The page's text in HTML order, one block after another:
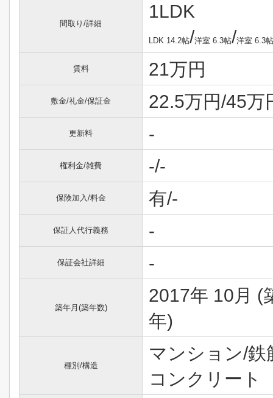
間取り/詳細
1LDK
LDK 14.2帖/洋室 6.3帖/洋室 6.3
賃料 21万円
敷金/礼金/保証金 22.5万円/45万
更新料 -
権利金/雑費 -/-
保険加入/料金 有/-
保証人代行義務 -
保証会社詳細 -
築年月(築年数)
2017年 10月 (
年)
種別/構造
マンション/鉄
コンクリート